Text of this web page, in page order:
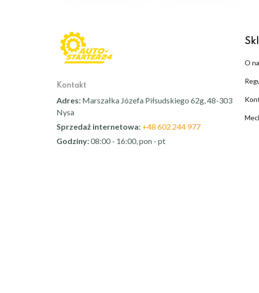
Kontakt
Adres: Marszałka Józefa Piłsudskiego 62g, 48-303
Nysa
Sprzedaż internetowa: +48 602 244 977
Godziny:08:00 - 16:00, pon - pt
O